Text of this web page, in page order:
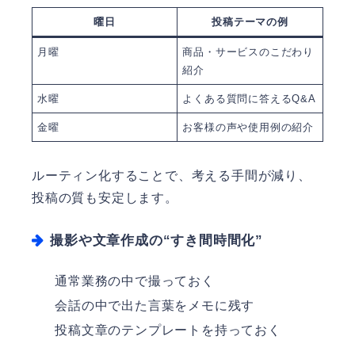
曜日 投稿テーマの例
月曜
商品・サービスのこだわり
紹介
水曜 よくある質問に答えるQ&A
金曜 お客様の声や使用例の紹介
ルーティン化することで、考える手間が減り、
投稿の質も安定します。
撮影や文章作成の“すき間時間化”
通常業務の中で撮っておく
会話の中で出た言葉をメモに残す
投稿文章のテンプレートを持っておく